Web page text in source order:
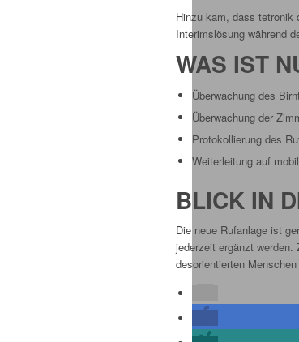
Hinzu kam, dass tetronik
Interimslösung während
WAS IST
Überwachung des
Überwachung der
Protokollierung des
Weiterleitung auf
BLICK IN
Die neue Rufanlage ist
jederzeit ergänzt
desorientierten